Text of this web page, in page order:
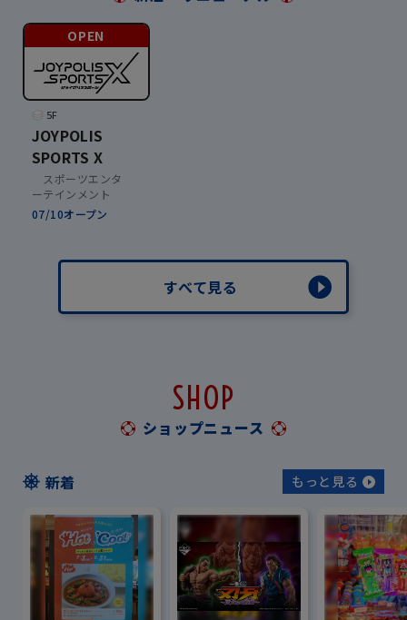
OPEN
5F
JOYPOLIS
SPORTS X
スポーツエンタ
ーテインメント
07/10オープン
すべて見る
SHOP
ショップニュース
新着 もっと見る